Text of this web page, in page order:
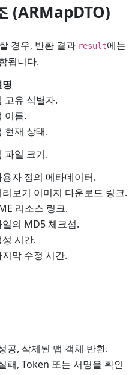
(ARMapDTO)
경우, 반환 결과 result에는
됩니다.
고유 식별자.
이름.
현재 상태.
파일 크기.
자 정의 메타데이터.
리보기 이미지 다운로드 링크.
리소스 링크.
일의 MD5 체크섬.
시간.
지막 수정 시간.
공, 삭제된 맵 객체 반환.
패, Token 또는 서명을 확인